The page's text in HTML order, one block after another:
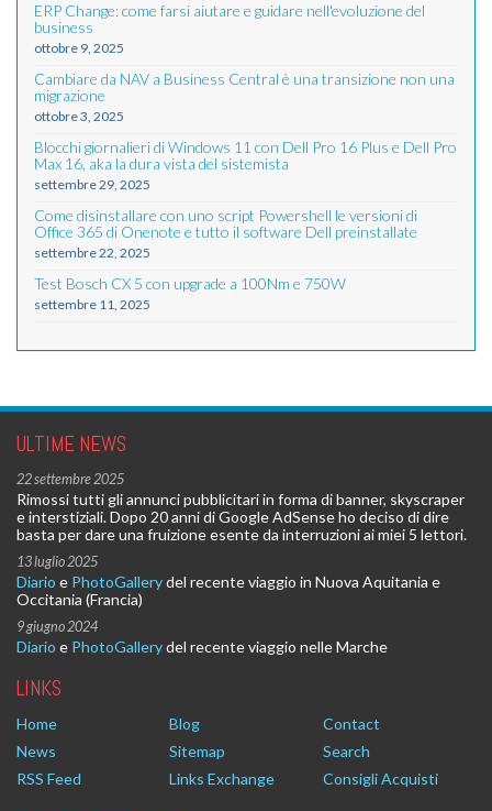
ERP Change: come farsi aiutare e guidare nell'evoluzione del
business
ottobre 9, 2025
Cambiare da NAV a Business Central è una transizione non una
migrazione
ottobre 3, 2025
Blocchi giornalieri di Windows 11 con Dell Pro 16 Plus e Dell Pro
Max 16, aka la dura vista del sistemista
settembre 29, 2025
Come disinstallare con uno script Powershell le versioni di
Office 365 di Onenote e tutto il software Dell preinstallate
settembre 22, 2025
Test Bosch CX 5 con upgrade a 100Nm e 750W
settembre 11, 2025
ULTIME NEWS
22 settembre 2025
Rimossi tutti gli annunci pubblicitari in forma di banner, skyscraper
e interstiziali. Dopo 20 anni di Google AdSense ho deciso di dire
basta per dare una fruizione esente da interruzioni ai miei 5 lettori.
13 luglio 2025
Diario e PhotoGallerydel recente viaggio in Nuova Aquitania e
Occitania (Francia)
9 giugno 2024
Diario e PhotoGallerydel recente viaggio nelle Marche
LINKS
Home Blog
Contact
News
Sitemap
Search
RSS Feed
Links Exchange Consigli Acquisti